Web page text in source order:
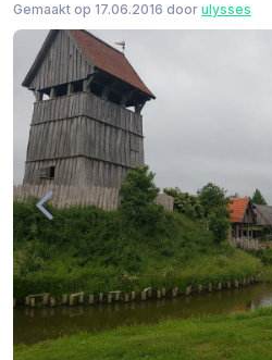
Gemaakt op 17.06.2016 door ulysses